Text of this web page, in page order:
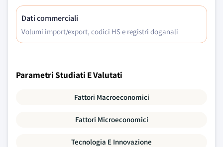
Dati commerciali
Volumi import/export, codici HS e registri doganali
Parametri Studiati E Valutati
Fattori Macroeconomici
Fattori Microeconomici
Tecnologia E Innovazione